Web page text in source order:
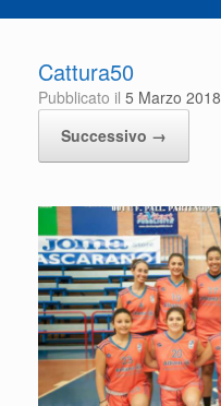
Cattura50
Pubblicato il 5 Marzo 2018
Successivo →